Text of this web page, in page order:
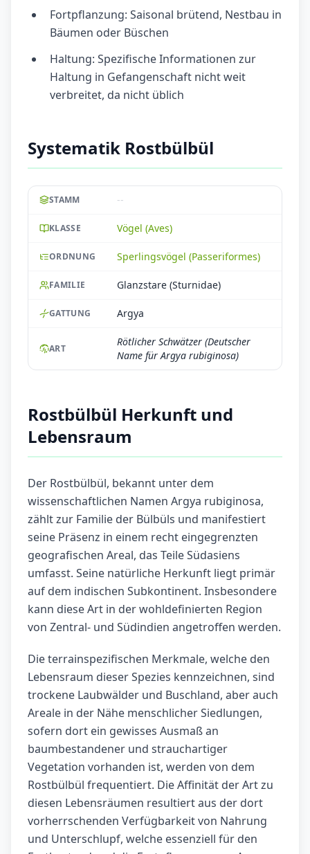
Fortpflanzung: Saisonal brütend, Nestbau in
Bäumen oder Büschen
Haltung: Spezifische Informationen zur
Haltung in Gefangenschaft nicht weit
verbreitet, da nicht üblich
Systematik Rostbülbül
STAMM --
KLASSE Vögel (Aves)
ORDNUNG Sperlingsvögel (Passeriformes)
FAMILIE Glanzstare (Sturnidae)
GATTUNG Argya
ART
Rötlicher Schwätzer (Deutscher
Name für Argya rubiginosa)
Rostbülbül Herkunft und
Lebensraum
Der Rostbülbül, bekannt unter dem
wissenschaftlichen Namen Argya rubiginosa,
zählt zur Familie der Bülbüls und manifestiert
seine Präsenz in einem recht eingegrenzten
geografischen Areal, das Teile Südasiens
umfasst. Seine natürliche Herkunft liegt primär
auf dem indischen Subkontinent. Insbesondere
kann diese Art in der wohldefinierten Region
von Zentral- und Südindien angetroffen werden.
Die terrainspezifischen Merkmale, welche den
Lebensraum dieser Spezies kennzeichnen, sind
trockene Laubwälder und Buschland, aber auch
Areale in der Nähe menschlicher Siedlungen,
sofern dort ein gewisses Ausmaß an
baumbestandener und strauchartiger
Vegetation vorhanden ist, werden von dem
Rostbülbül frequentiert. Die Affinität der Art zu
diesen Lebensräumen resultiert aus der dort
vorherrschenden Verfügbarkeit von Nahrung
und Unterschlupf, welche essenziell für den